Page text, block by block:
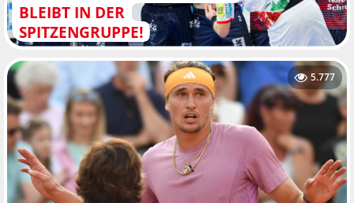
BLEIBT IN DER
SPITZENGRUPPE!
5.777